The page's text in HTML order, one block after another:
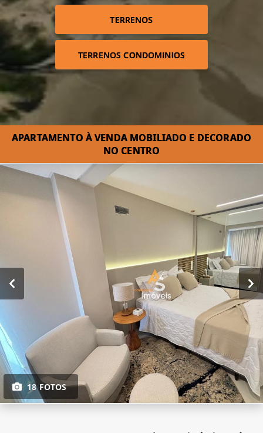
TERRENOS
TERRENOS CONDOMINIOS
APARTAMENTO À VENDA MOBILIADO E DECORADO
NO CENTRO
18 FOTOS